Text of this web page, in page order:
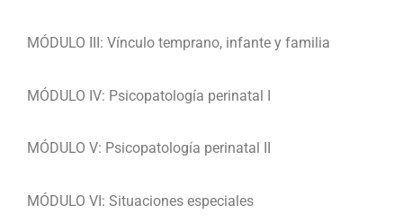
MÓDULO III: Vínculo temprano, infante y familia
MÓDULO IV: Psicopatología perinatal I
MÓDULO V: Psicopatología perinatal II
MÓDULO VI: Situaciones especiales